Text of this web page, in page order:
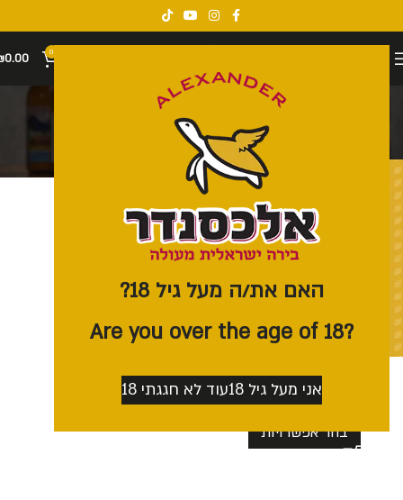
האם את/ה מעל גיל 18?
?Are you over the age of 18
אני מעל גיל 18 עוד לא חגגתי 18
0
0.00
קטגוריות
₪
–
₪292.00
בחר אפשרויות